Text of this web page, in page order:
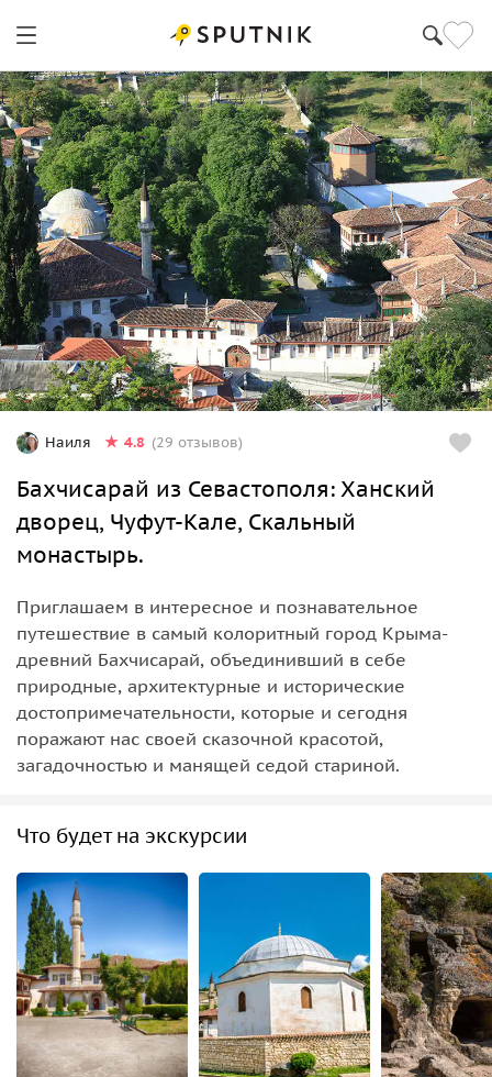
Наиля 4.8 (29 отзывов)
Бахчисарай из Севастополя: Ханский
дворец, Чуфут-Кале, Скальный
монастырь.
Приглашаем в интересное и познавательное
путешествие в самый колоритный город Крыма-
древний Бахчисарай, объединивший в себе
природные, архитектурные и исторические
достопримечательности, которые и сегодня
поражают нас своей сказочной красотой,
загадочностью и манящей седой стариной.
Что будет на экскурсии